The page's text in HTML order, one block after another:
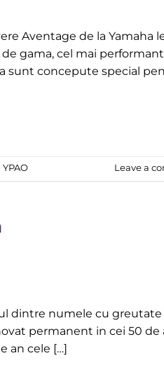
Aventage de la Yamaha
de gama, cel mai performant
sunt concepute special
YPAO Leave a
dintre numele cu greutate
permanent in cei 50 de
an cele […]